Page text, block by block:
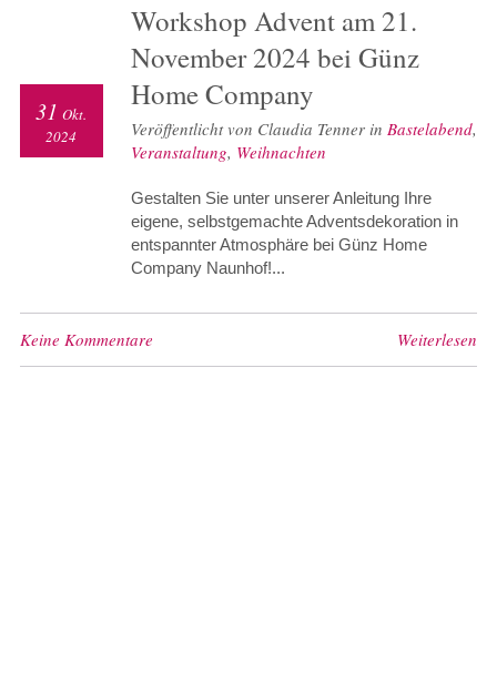
Workshop Advent am 21.
November 2024 bei Günz
Home Company
31 Okt.
2024
Veröffentlicht von Claudia Tenner in Bastelabend,
Veranstaltung, Weihnachten
Gestalten Sie unter unserer Anleitung Ihre
eigene, selbstgemachte Adventsdekoration in
entspannter Atmosphäre bei Günz Home
Company Naunhof!...
Keine Kommentare Weiterlesen